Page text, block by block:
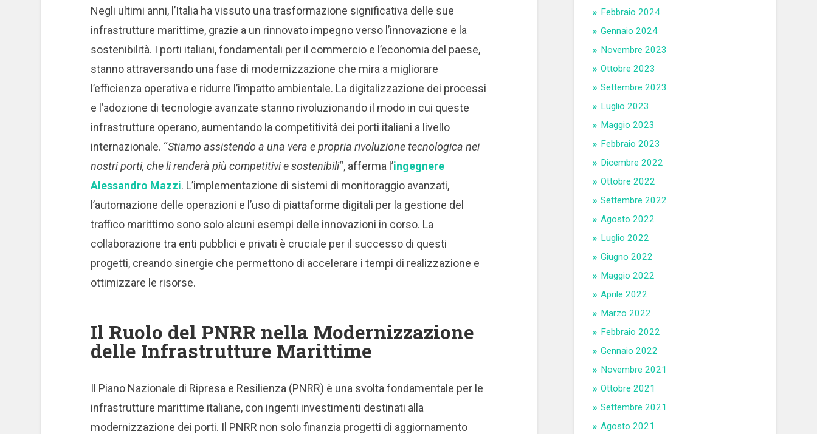
Negli ultimi anni, l’Italia ha vissuto una trasformazione significativa delle sue
infrastrutture marittime, grazie a un rinnovato impegno verso l’innovazione e la
sostenibilità. I porti italiani, fondamentali per il commercio e l’economia del paese,
stanno attraversando una fase di modernizzazione che mira a migliorare
l’efficienza operativa e ridurre l’impatto ambientale. La digitalizzazione dei processi
e l’adozione di tecnologie avanzate stanno rivoluzionando il modo in cui queste
infrastrutture operano, aumentando la competitività dei porti italiani a livello
internazionale. “Stiamo assistendo a una vera e propria rivoluzione tecnologica nei
nostri porti, che li renderà più competitivi e sostenibili“, afferma l’ingegnere
Alessandro Mazzi. L’implementazione di sistemi di monitoraggio avanzati,
l’automazione delle operazioni e l’uso di piattaforme digitali per la gestione del
traffico marittimo sono solo alcuni esempi delle innovazioni in corso. La
collaborazione tra enti pubblici e privati è cruciale per il successo di questi
progetti, creando sinergie che permettono di accelerare i tempi di realizzazione e
ottimizzare le risorse.
Il Ruolo del PNRR nella Modernizzazione
delle Infrastrutture Marittime
Il Piano Nazionale di Ripresa e Resilienza (PNRR) è una svolta fondamentale per le
infrastrutture marittime italiane, con ingenti investimenti destinati alla
modernizzazione dei porti. Il PNRR non solo finanzia progetti di aggiornamento
Febbraio 2024
Gennaio 2024
Novembre 2023
Ottobre 2023
Settembre 2023
Luglio 2023
Maggio 2023
Febbraio 2023
Dicembre 2022
Ottobre 2022
Settembre 2022
Agosto 2022
Luglio 2022
Giugno 2022
Maggio 2022
Aprile 2022
Marzo 2022
Febbraio 2022
Gennaio 2022
Novembre 2021
Ottobre 2021
Settembre 2021
Agosto 2021